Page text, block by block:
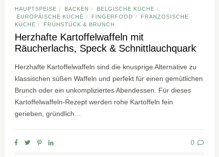
HAUPTSPEISE / BACKEN / BELGISCHE KÜCHE /
EUROPÄISCHE KÜCHE / FINGERFOOD /
FRANZÖSISCHE
KÜCHE / FRÜHSTÜCK & BRUNCH
Herzhafte Kartoffelwaffeln mit
Räucherlachs, Speck & Schnittlauchquark
Herzhafte Kartoffelwaffeln sind die knusprige Alternative zu
klassischen süßen Waffeln und perfekt für einen gemütlichen
Brunch oder ein unkompliziertes Abendessen. Für dieses
Kartoffelwaffeln-Rezept werden rohe Kartoffeln fein
gerieben, gründlich…
0